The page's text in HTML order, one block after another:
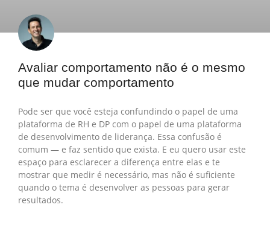
Avaliar comportamento não é o mesmo
que mudar comportamento
Pode ser que você esteja confundindo o papel de uma
plataforma de RH e DP com o papel de uma plataforma
de desenvolvimento de liderança. Essa confusão é
comum — e faz sentido que exista. E eu quero usar este
espaço para esclarecer a diferença entre elas e te
mostrar que medir é necessário, mas não é suficiente
quando o tema é desenvolver as pessoas para gerar
resultados.